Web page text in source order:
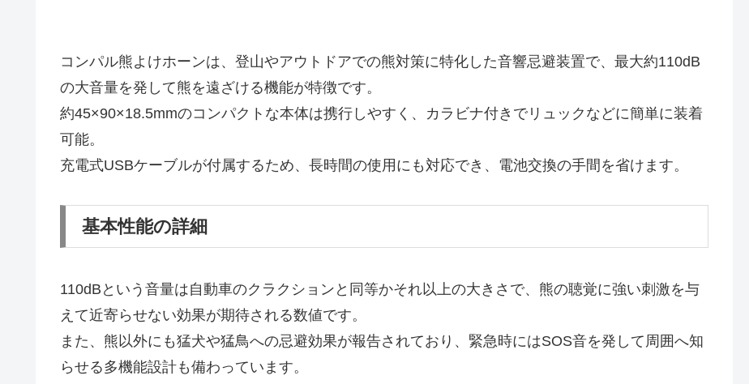
コンパル熊よけホーンは、登山やアウトドアでの熊対策に特化した音響忌避装置で、最大約110dB
の大音量を発して熊を遠ざける機能が特徴です。
約45×90×18.5mmのコンパクトな本体は携行しやすく、カラビナ付きでリュックなどに簡単に装着
可能。
充電式USBケーブルが付属するため、長時間の使用にも対応でき、電池交換の手間を省けます。
基本性能の詳細
110dBという音量は自動車のクラクションと同等かそれ以上の大きさで、熊の聴覚に強い刺激を与
えて近寄らせない効果が期待される数値です。
また、熊以外にも猛犬や猛鳥への忌避効果が報告されており、緊急時にはSOS音を発して周囲へ知
らせる多機能設計も備わっています。